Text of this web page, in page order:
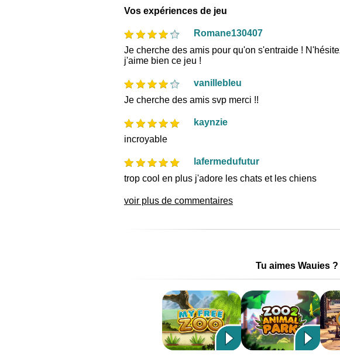
Vos expériences de jeu
Romane130407
Je cherche des amis pour qu'on s'entraide !
j'aime bien ce jeu !
vanillebleu
Je cherche des amis svp merci !!
kaynzie
incroyable
lafermedufutur
trop cool en plus j'adore les chats et les chiens
voir plus de commentaires
Tu aimes Wauies